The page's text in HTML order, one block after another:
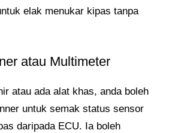
elak menukar kipas tanpa
atau Multimeter
atau ada alat khas, anda boleh
untuk semak status sensor
daripada ECU. Ia boleh